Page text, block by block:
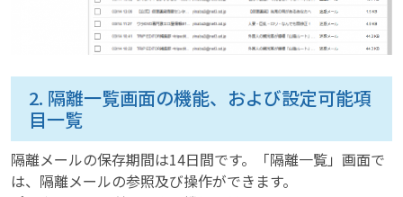
2. 隔離一覧画面の機能、および設定可能項
目一覧
隔離メールの保存期間は14日間です。「隔離一覧」画面で
は、隔離メールの参照及び操作ができます。